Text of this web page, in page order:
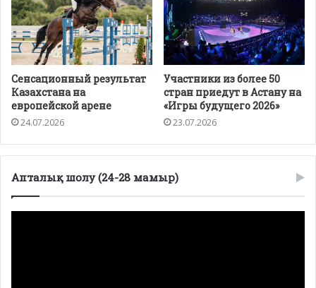
Сенсационный результат
Казахстана на
европейской арене
24.07.2026
Участники из более 50
стран приедут в Астану на
«Игры будущего 2026»
23.07.2026
Апталық шолу (24-28 мамыр)